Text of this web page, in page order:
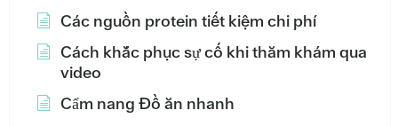
Các nguồn protein tiết kiệm chi phí
Cách khắc phục sự cố khi thăm khám qua
video
Cẩm nang Đồ ăn nhanh